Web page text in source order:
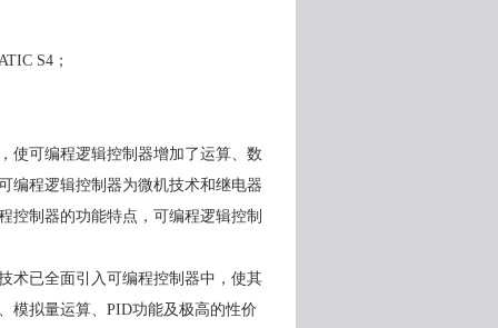
S4 ；
使可编程逻辑控制器增加了运算、数
编程逻辑控制器为微机技术和继电器
控制器的功能特点，可编程逻辑控制
术已全面引入可编程控制器中，使其
模拟量运算、 PID功能及极高的性价